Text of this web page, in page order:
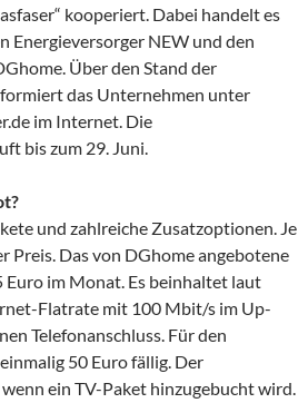
kooperiert. Dabei handelt es
Energieversorger NEW und den
Über den Stand der
das Unternehmen unter
im Internet. Die
bis zum 29. Juni.
und zahlreiche Zusatzoptionen. Je
Preis. Das von DGhome angebotene
Euro im Monat. Es beinhaltet laut
Flatrate mit 100 Mbit/s im Up-
Telefonanschluss. Für den
50 Euro fällig. Der
ein TV-Paket hinzugebucht wird.